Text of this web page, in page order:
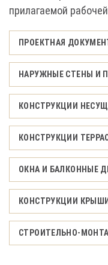
прилагаемой
ПРОЕКТНАЯ
НАРУЖНЫЕ СТЕНЫ И
КОНСТРУКЦИИ
КОНСТРУКЦИИ
ОКНА И БАЛКОННЫЕ
КОНСТРУКЦИИ
СТРОИТЕЛЬНО-